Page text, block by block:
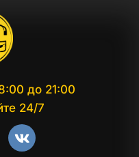
до 21:00
24/7